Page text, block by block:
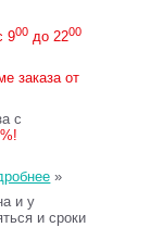
900 до 2200
заказа от
с
»
и у
и сроки